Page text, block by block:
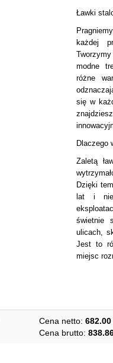
Ławki
każdej
modne
różne
się w
Dlaczego
Zaletą
Dzięki
lat i nie
świetnie
ulicach,
Jest to
miejsc
Cena netto: 682.00
Cena brutto: